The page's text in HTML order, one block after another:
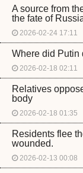
A source from
the fate of
2026-02-24 17:11
Where did Putin
2026-02-18 02:11
Relatives
body
2026-02-18 01:35
Residents flee
wounded.
2026-02-13 00:08